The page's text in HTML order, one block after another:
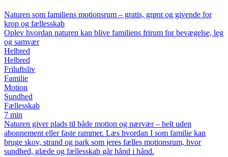
Naturen som familiens motionsrum – gratis, grønt og givende for
krop og fællesskab
Oplev hvordan naturen kan blive familiens frirum for bevægelse, leg
og samvær
Helbred
Helbred
Friluftsliv
Familie
Motion
Sundhed
Fællesskab
7 min
Naturen giver plads til både motion og nærvær – helt uden
abonnement eller faste rammer. Læs hvordan I som familie kan
bruge skov, strand og park som jeres fælles motionsrum, hvor
sundhed, glæde og fællesskab går hånd i hånd.